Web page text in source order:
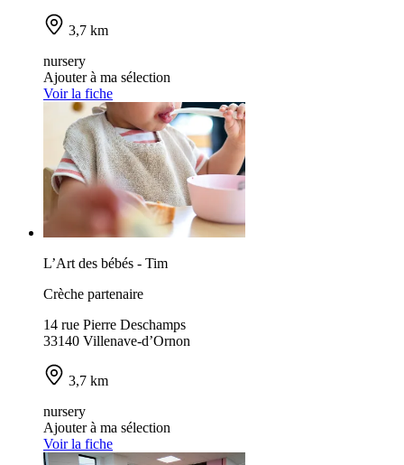
3,7 km
nursery
Ajouter à ma sélection
Voir la fiche
L’Art des bébés - Tim
Crèche partenaire
14 rue Pierre Deschamps
33140 Villenave-d’Ornon
3,7 km
nursery
Ajouter à ma sélection
Voir la fiche